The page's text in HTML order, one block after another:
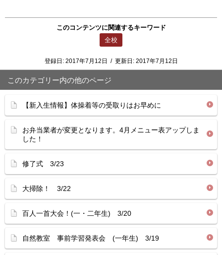
このコンテンツに関連するキーワード
全校
登録日: 2017年7月12日 / 更新日: 2017年7月12日
このカテゴリー内の他のページ
【新入生情報】体操着等の受取りはお早めに
お弁当業者が変更となります。4月メニュー表アップしま
した！
修了式 3/23
大掃除！ 3/22
百人一首大会！(一・二年生) 3/20
自然教室 事前学習発表会 (一年生) 3/19